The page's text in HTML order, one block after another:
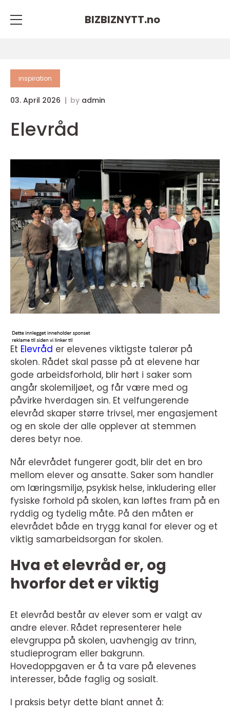
BIZBIZNYTT.no
inspiration
03. April 2026 by admin
Elevråd
Et Elevråd er elevenes viktigste talerør på
skolen. Rådet skal passe på at elevene har
gode arbeidsforhold, blir hørt i saker som
angår skolemiljøet, og får være med og
påvirke hverdagen sin. Et velfungerende
elevråd skaper større trivsel, mer engasjement
og en skole der alle opplever at stemmen
deres betyr noe.
Når elevrådet fungerer godt, blir det en bro
mellom elever og ansatte. Saker som handler
om læringsmiljø, psykisk helse, inkludering eller
fysiske forhold på skolen, kan løftes fram på en
ryddig og tydelig måte. På den måten er
elevrådet både en trygg kanal for elever og et
viktig samarbeidsorgan for skolen.
Hva et elevråd er, og
hvorfor det er viktig
Et elevråd består av elever som er valgt av
andre elever. Rådet representerer hele
elevgruppa på skolen, uavhengig av trinn,
studieprogram eller bakgrunn.
Hovedoppgaven er å ta vare på elevenes
interesser, både faglig og sosialt.
I praksis betyr dette blant annet å: